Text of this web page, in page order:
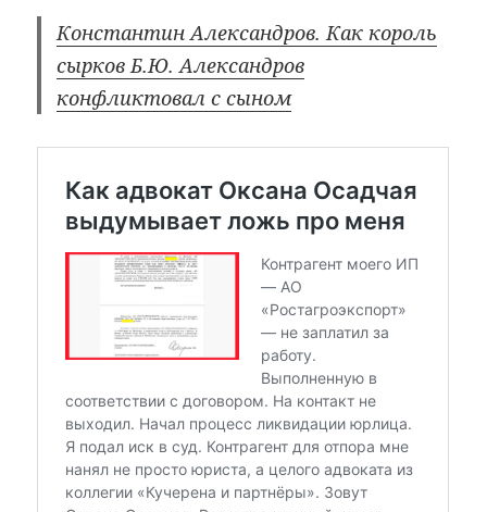
Константин Александров. Как король
сырков Б.Ю. Александров
конфликтовал с сыном